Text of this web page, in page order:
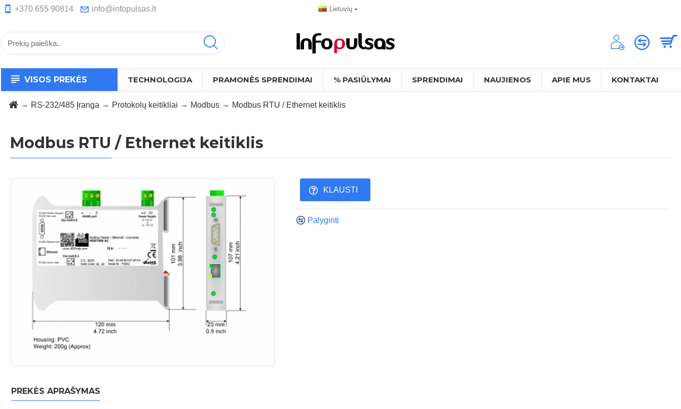
+370 655 90814 info@infopulsas.lt Lietuvių
VISOS PREKĖS TECHNOLOGIJA PRAMONĖS SPRENDIMAI % PASIŪLYMAI SPRENDIMAI NAUJIENOS APIE MUS KONTAKTAI
RS-232/485 Įranga Protokolų keitikliai Modbus Modbus RTU / Ethernet keitiklis
Modbus RTU / Ethernet keitiklis
KLAUSTI
Palyginti
PREKĖS APRAŠYMAS